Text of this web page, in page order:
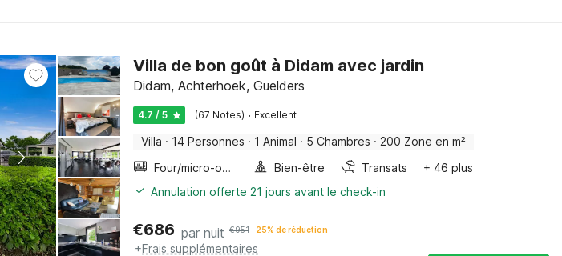
Villa de bon goût à Didam avec jardin
Didam, Achterhoek, Guelders
4.7 / 5 (67 Notes) · Excellent
Villa · 14 Personnes · 1 Animal · 5 Chambres · 200 Zone en m²
Four/micro-onde combinés
Bien-être Transats
+ 46 plus
Annulation offerte 21 jours avant le check-in
€686 par nuit €951 25% de réduction
+Frais supplémentaires